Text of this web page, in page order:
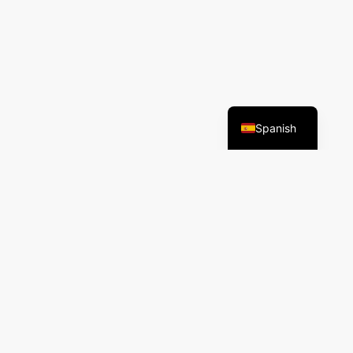
Spanish